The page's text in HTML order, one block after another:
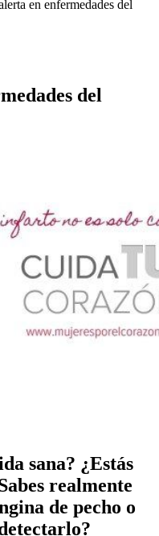
en enfermedades del
del
sana? ¿Estás
realmente
de pecho o